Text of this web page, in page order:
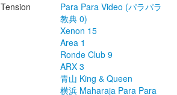
Tension
Para Para Video (パラパラ
教典 0)
Xenon 15
Area 1
Ronde Club 9
ARX 3
青山 King & Queen
横浜 Maharaja Para Para